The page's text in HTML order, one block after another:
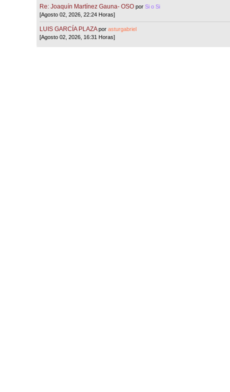
Re: Joaquín Martínez Gauna- OSO porSi o Si
[Agosto 02, 2026, 22:24 Horas]
LUIS GARCÍA PLAZA porasturgabriel
[Agosto 02, 2026, 16:31 Horas]